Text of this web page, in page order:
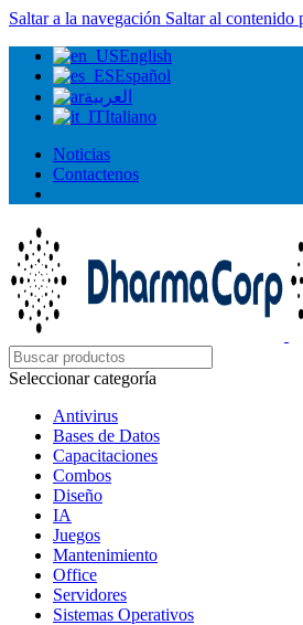
Saltar a la navegación Saltar al contenido
English
Español
العربية
Italiano
Noticias
Contactenos
Seleccionar categoría
Antivirus
Bases de Datos
Capacitaciones
Combos
Diseño
IA
Juegos
Mantenimiento
Office
Servidores
Sistemas Operativos